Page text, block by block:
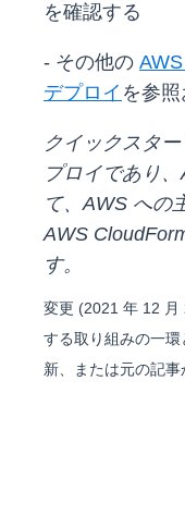
を確認する
- その他の
デプロイ を参
クイックスタ
プロイであり
て、AWS への
AWS
す。
変更 (2021 年 12 月
する取り組みの一
新、または元の記事